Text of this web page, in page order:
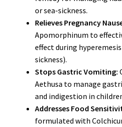
or sea-sickness.
Relieves Pregnancy
Apomorphinum to
effect during
sickness).
Stops Gastric Vomiting:
Aethusa to manage
and indigestion in
Addresses Food
formulated with